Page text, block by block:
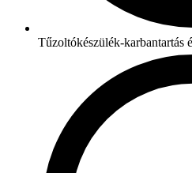
Tűzoltókészülék-karbantartás